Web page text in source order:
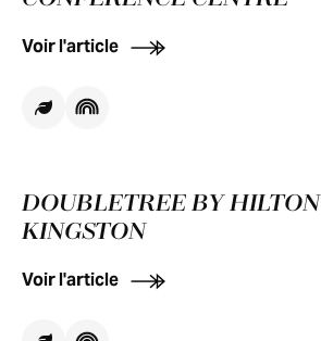
Voir l'article
DOUBLETREE BY HILTON
KINGSTON
Voir l'article